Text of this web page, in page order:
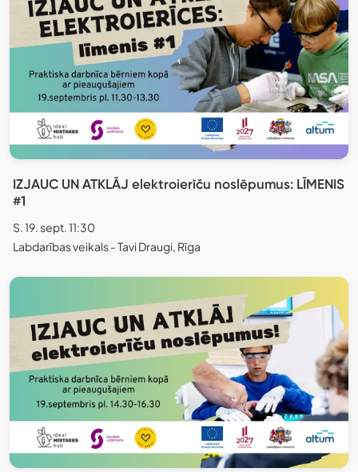
IZJAUC UN ATKLĀJ elektroierīču noslēpumus: LĪMENIS
#1
S. 19. sept. 11:30
Labdarības veikals - Tavi Draugi, Rīga